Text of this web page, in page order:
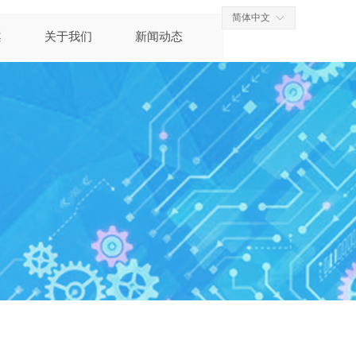
关于我们 新闻动态
ꀅ
简体中文